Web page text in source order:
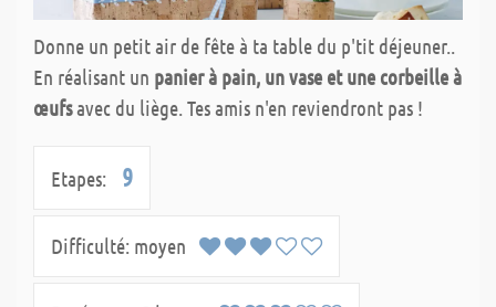
Donne un petit air de fête à ta table du p'tit déjeuner..
En réalisant un panier à pain, un vase et une corbeille à
œufsavec du liège. Tes amis n'en reviendront pas !
Etapes: 9
Difficulté: moyen